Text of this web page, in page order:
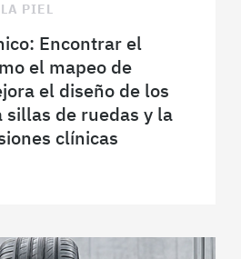
PIEL
Encontrar el
el mapeo de
el diseño de los
sillas de ruedas y la
clínicas